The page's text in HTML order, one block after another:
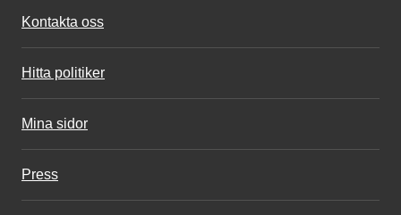
Kontakta oss
Hitta politiker
Mina sidor
Press